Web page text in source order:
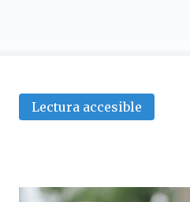
Lectura accesible